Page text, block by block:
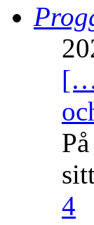
4